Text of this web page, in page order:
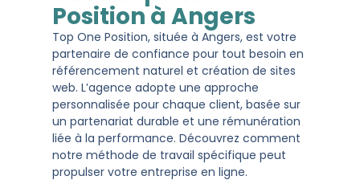
Position à Angers
Top One Position, située à Angers, est votre
partenaire de confiance pour tout besoin en
référencement naturel et création de sites
web. L’agence adopte une approche
personnalisée pour chaque client, basée sur
un partenariat durable et une rémunération
liée à la performance. Découvrez comment
notre méthode de travail spécifique peut
propulser votre entreprise en ligne.